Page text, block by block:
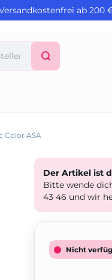
ab 200
Color ASA
Der Artikel ist
Bitte wende
43 46 und wir
Nicht